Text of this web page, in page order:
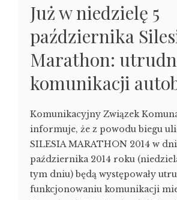
Już w niedzielę 5
października
Marathon:
komunikacji
Komunikacyjny Związek
informuje, że z powodu biegu
SILESIA MARATHON 2014 w
października 2014 roku
tym dniu) będą występowały
funkcjonowaniu komunikacji